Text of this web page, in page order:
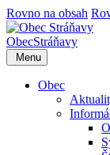
Rovno na obsah
ObecStráňavy
Menu
Obec